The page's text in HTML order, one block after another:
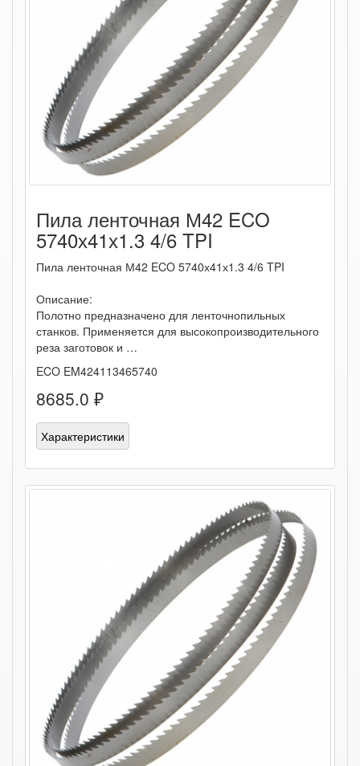
Пила ленточная М42 ECO
5740х41х1.3 4/6 TPI
Пила ленточная М42 ECO 5740х41х1.3 4/6 TPI
Описание:
Полотно предназначено для ленточнопильных
станков. Применяется для высокопроизводительного
реза заготовок и …
ECO EM424113465740
8685.0 ₽
Характеристики